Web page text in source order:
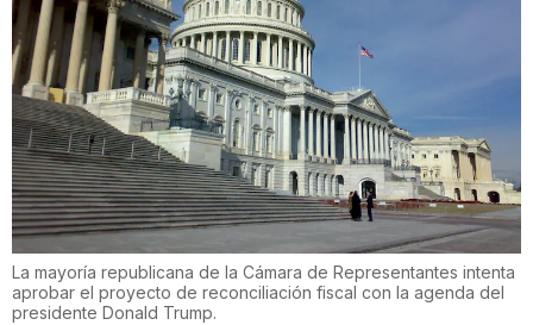
La mayoría republicana de la Cámara de Representantes intenta
aprobar el proyecto de reconciliación fiscal con la agenda del
presidente Donald Trump.